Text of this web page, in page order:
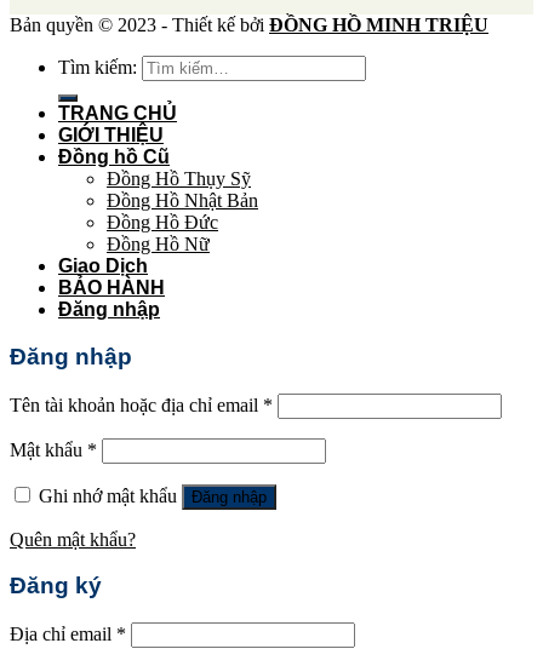
Bản quyền © 2023 - Thiết kế bởi ĐỒNG HỒ MINH TRIỆU
Tìm kiếm:
TRANG CHỦ
GIỚI THIỆU
Đồng hồ Cũ
Đồng Hồ Thụy Sỹ
Đồng Hồ Nhật Bản
Đồng Hồ Đức
Đồng Hồ Nữ
Giao Dịch
BẢO HÀNH
Đăng nhập
Đăng nhập
Tên tài khoản hoặc địa chỉ email *
Mật khẩu *
Ghi nhớ mật khẩu Đăng nhập
Quên mật khẩu?
Đăng ký
Địa chỉ email *